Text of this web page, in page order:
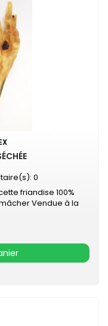
0
friandise 100%
Vendue à la